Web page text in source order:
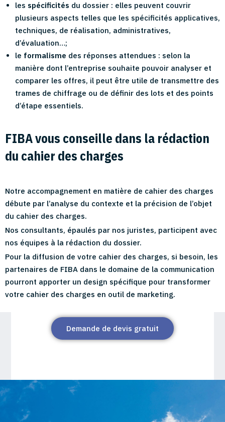
les spécificités du dossier : elles peuvent couvrir
plusieurs aspects telles que les spécificités applicatives,
techniques, de réalisation, administratives,
d’évaluation…;
le formalisme des réponses attendues : selon la
manière dont l’entreprise souhaite pouvoir analyser et
comparer les offres, il peut être utile de transmettre des
trames de chiffrage ou de définir des lots et des points
d’étape essentiels.
FIBA vous conseille dans la rédaction
du cahier des charges
Notre accompagnement en matière de cahier des charges
débute par l’analyse du contexte et la précision de l’objet
du cahier des charges.
Nos consultants, épaulés par nos juristes, participent avec
nos équipes à la rédaction du dossier.
Pour la diffusion de votre cahier des charges, si besoin, les
partenaires de FIBA dans le domaine de la communication
pourront apporter un design spécifique pour transformer
votre cahier des charges en outil de marketing.
Demande de devis gratuit